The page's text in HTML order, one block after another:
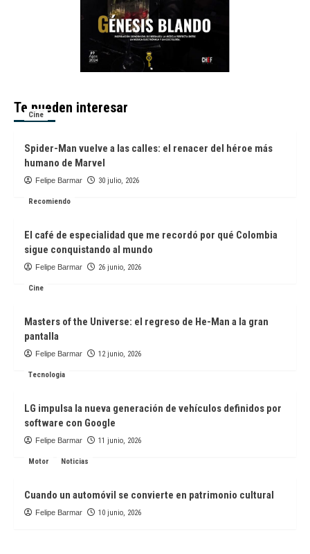
Te pueden interesar
Cine
Spider-Man vuelve a las calles: el renacer del héroe más
humano de Marvel
Felipe Barmar 30 julio, 2026
Recomiendo
El café de especialidad que me recordó por qué Colombia
sigue conquistando al mundo
Felipe Barmar 26 junio, 2026
Cine
Masters of the Universe: el regreso de He-Man a la gran
pantalla
Felipe Barmar 12 junio, 2026
Tecnologia
LG impulsa la nueva generación de vehículos definidos por
software con Google
Felipe Barmar 11 junio, 2026
Motor Noticias
Cuando un automóvil se convierte en patrimonio cultural
Felipe Barmar 10 junio, 2026